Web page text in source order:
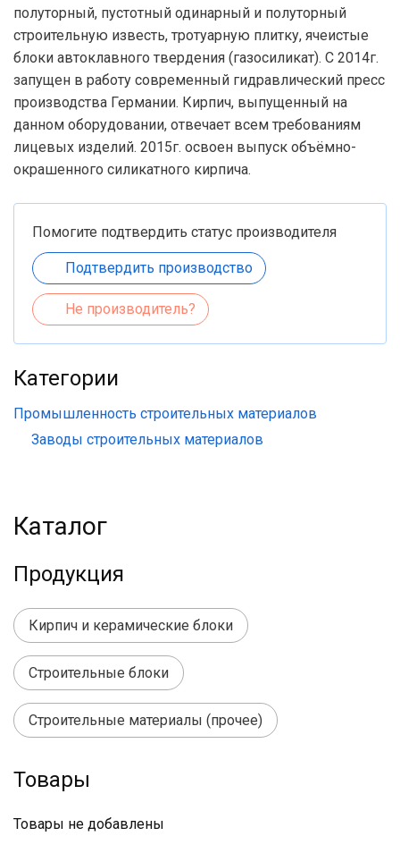
полуторный, пустотный одинарный и полуторный
строительную известь, тротуарную плитку, ячеистые
блоки автоклавного твердения (газосиликат). С 2014г.
запущен в работу современный гидравлический пресс
производства Германии. Кирпич, выпущенный на
данном оборудовании, отвечает всем требованиям
лицевых изделий. 2015г. освоен выпуск объёмно-
окрашенного силикатного кирпича.
Помогите подтвердить статус производителя
Подтвердить производство
Не производитель?
Категории
Промышленность строительных материалов
Заводы строительных материалов
Каталог
Продукция
Кирпич и керамические блоки
Строительные блоки
Строительные материалы (прочее)
Товары
Товары не добавлены